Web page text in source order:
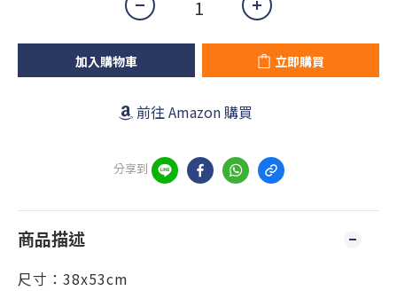
加入購物車 立即購買
前往 Amazon 購買
分享到
商品描述
尺寸：38x53cm